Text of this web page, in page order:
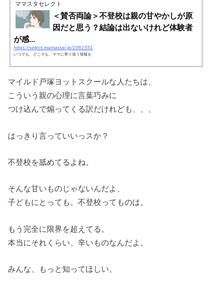
ママスタセレクト
＜賛否両論＞不登校は親の甘やかしが原
因だと思う？結論は出ないけれど体験者
が感...
https://select.mamastar.jp/1061551
いつでも、どこでも、ママに寄り添う情報を
マイルド戸塚ヨットスクールな人たちは、
こういう親の心理に言葉巧みに
つけ込んで煽ってくる訳だけれども、、、
はっきり言っていいっスか？
不登校を舐めてるよね。
そんな甘いものじゃないんだよ、
子どもにとっても。不登校ってものは。
もう完全に限界を超えてる。
本当にそれくらい、辛いものなんだよ。
みんな、もっと知ってほしい。